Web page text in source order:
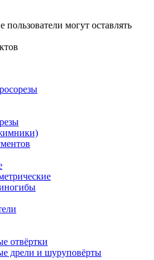
пользователи могут оставлять
отвёртки
дрели и шуруповёрты